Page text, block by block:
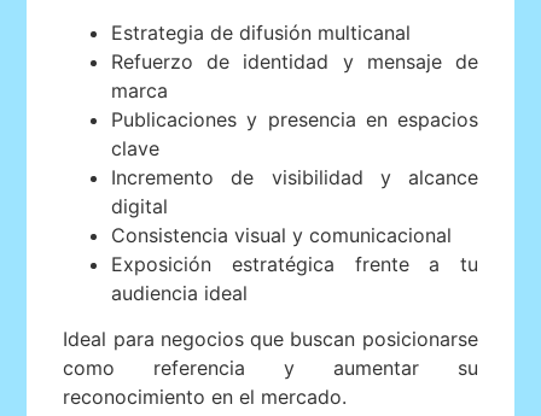
Estrategia de difusión multicanal
Refuerzo de identidad y mensaje de
marca
Publicaciones y presencia en espacios
clave
Incremento de visibilidad y alcance
digital
Consistencia visual y comunicacional
Exposición estratégica frente a tu
audiencia ideal
Ideal para negocios que buscan posicionarse
como referencia y aumentar su
reconocimiento en el mercado.